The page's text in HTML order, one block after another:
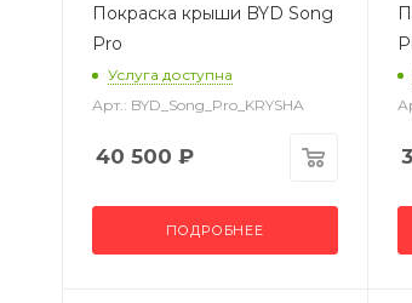
Покраска крыши BYD Song
Pro
Услуга доступна
Арт.: BYD_Song_Pro_KRYSHA
40 500 ₽
ПОДРОБНЕЕ